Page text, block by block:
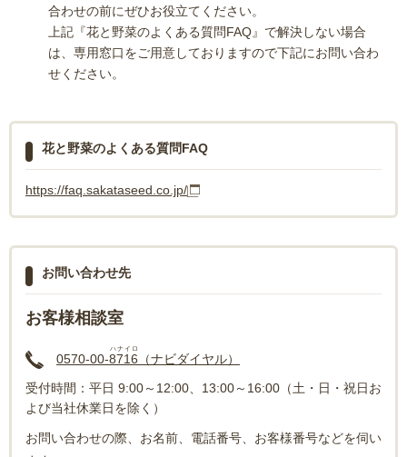
合わせの前にぜひお役立てください。
上記『花と野菜のよくある質問FAQ』で解決しない場合
は、専用窓口をご用意しておりますので下記にお問い合わ
せください。
花と野菜のよくある質問FAQ
https://faq.sakataseed.co.jp/
お問い合わせ先
お客様相談室
0570-00-8716
ハナイロ
（ナビダイヤル）
受付時間：平日 9:00～12:00、13:00～16:00（土・日・祝日お
よび当社休業日を除く）
お問い合わせの際、お名前、電話番号、お客様番号などを伺い